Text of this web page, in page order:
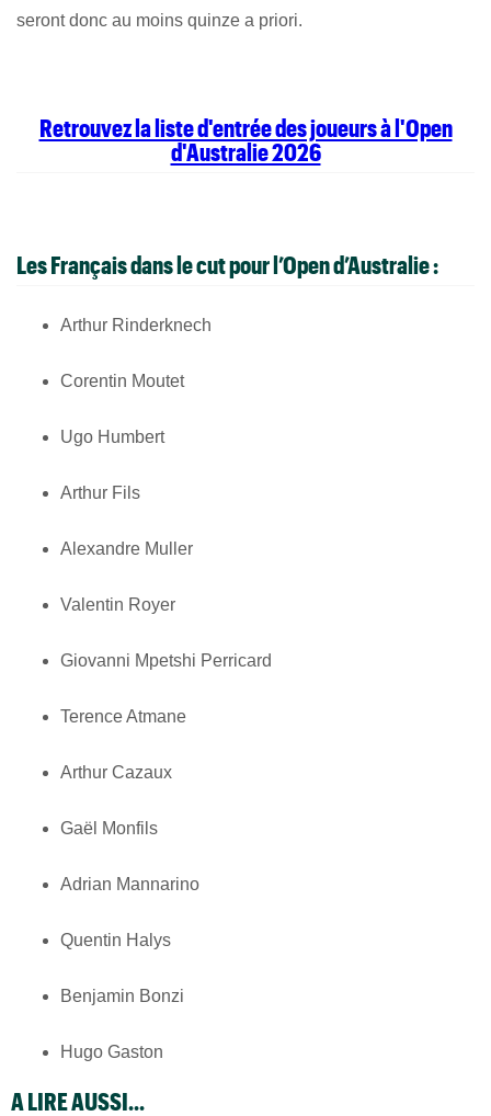
seront donc au moins quinze a priori.
Retrouvez la liste d'entrée des joueurs à l'Open
d'Australie 2026
Les Françaisdans le cut pour l’Open d’Australie:
Arthur Rinderknech
Corentin Moutet
Ugo Humbert
Arthur Fils
Alexandre Muller
Valentin Royer
Giovanni Mpetshi Perricard
Terence Atmane
Arthur Cazaux
Gaël Monfils
Adrian Mannarino
Quentin Halys
Benjamin Bonzi
Hugo Gaston
A LIRE AUSSI...